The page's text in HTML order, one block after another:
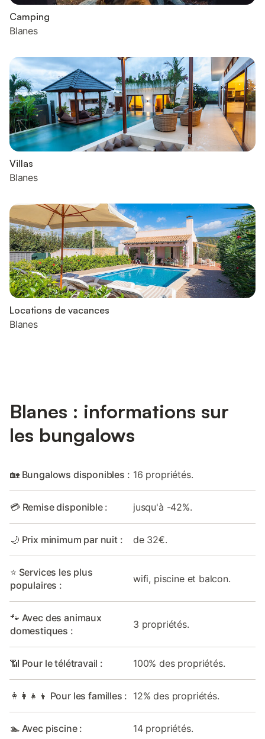
Camping
Blanes
Villas
Blanes
Locations de vacances
Blanes
Blanes : informations sur
les bungalows
🏡 Bungalows disponibles : 16 propriétés.
💳 Remise disponible : jusqu'à -42%.
🌙 Prix minimum par nuit : de 32€.
⭐ Services les plus
populaires :
wifi, piscine et balcon.
🐾 Avec des animaux
domestiques :
3 propriétés.
📶 Pour le télétravail : 100% des propriétés.
👩‍👩‍👧‍👦 Pour les familles : 12% des propriétés.
🏊 Avec piscine : 14 propriétés.